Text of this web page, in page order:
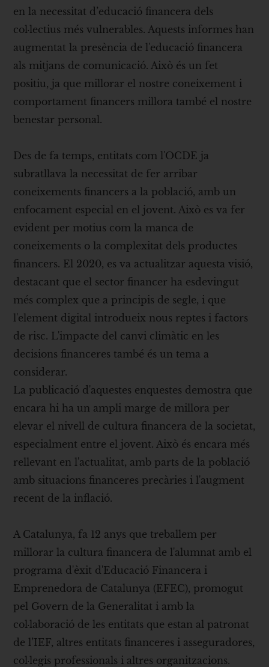
en la necessitat d’educació financera dels
col·lectius més vulnerables. Aquests informes han
augmentat la presència de l'educació financera
als mitjans de comunicació. Això és un fet
positiu, ja que millorar el nostre coneixement i
comportament financers millora també el nostre
benestar personal.
Des de fa temps, entitats com l'OCDE ja
subratllava la necessitat de fer arribar
coneixements financers a la població, amb un
enfocament especial en el jovent. Això es va fer
evident per motius com la manca de
coneixements o la complexitat dels productes
financers. El 2020, es va actualitzar aquesta visió,
destacant que el sector financer ha esdevingut
més complex que a principis de segle, i que
l'element digital introdueix nous reptes i factors
de risc. L'impacte del canvi climàtic en les
decisions financeres també és un tema a
considerar.
La publicació d'aquestes enquestes demostra que
encara hi ha un ampli marge de millora per
elevar el nivell de cultura financera de la societat,
especialment entre el jovent. Això és encara més
rellevant en l'actualitat, amb parts de la població
amb situacions financeres precàries i l'augment
recent de la inflació.
A Catalunya, fa 12 anys que treballem per
millorar la cultura financera de l'alumnat amb el
programa d'èxit d'Educació Financera i
Emprenedora de Catalunya (EFEC), promogut
pel Govern de la Generalitat i amb la
col·laboració de les entitats que estan al patronat
de l’IEF, altres entitats financeres i asseguradores,
col·legis professionals i altres organitzacions.